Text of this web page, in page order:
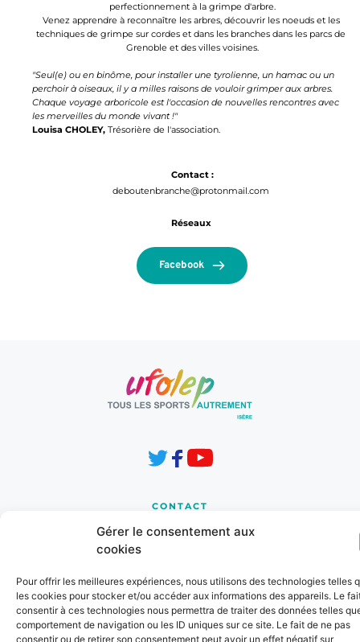
Gérer le consentement aux
cookies
Pour offrir les meilleures expériences, nous utilisons des technologies telles
les cookies pour stocker et/ou accéder aux informations des appareils. Le
consentir à ces technologies nous permettra de traiter des données telles
comportement de navigation ou les ID uniques sur ce site. Le fait de ne pas
consentir ou de retirer son consentement peut avoir un effet négatif sur
perfectionnement à la grimpe d'arbre.
Venez apprendre à reconnaître les arbres, découvrir les noeuds et les
techniques de grimpe sur cordes et dans les branches dans les parcs de
Grenoble et des villes voisines.
"Seul(e) ou en binôme, pour installer une tyrolienne, un hamac ou un
perchoir à oiseaux, il y a milles raisons de vouloir grimper aux arbres.
Chaque voyage arboricole est l'occasion de nouvelles rencontres avec
les merveilles du monde vivant !"
Louisa CHOLEY, Trésorière de l'association.
Contact :
deboutenbranche@protonmail.com
Réseaux
Facebook
CONTACT
8 Les Horizons 1
Chemin de la Cressonnière
cd.38@ufolep.org
04 76 91 31 37